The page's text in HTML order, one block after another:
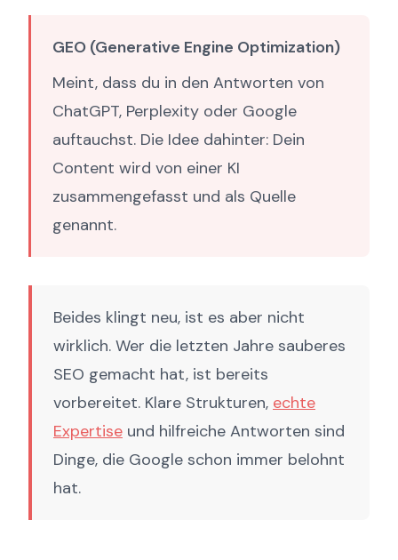
GEO (Generative Engine Optimization)
Meint, dass du in den Antworten von
ChatGPT, Perplexity oder Google
auftauchst. Die Idee dahinter: Dein
Content wird von einer KI
zusammengefasst und als Quelle
genannt.
Beides klingt neu, ist es aber nicht
wirklich. Wer die letzten Jahre sauberes
SEO gemacht hat, ist bereits
vorbereitet. Klare Strukturen, echte
Expertise und hilfreiche Antworten sind
Dinge, die Google schon immer belohnt
hat.